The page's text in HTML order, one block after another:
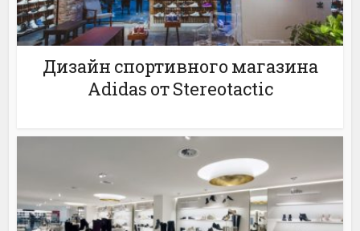
Дизайн спортивного магазина
Adidas от Stereotactic